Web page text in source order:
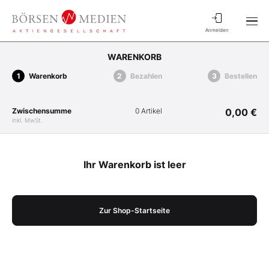
Anmelden
WARENKORB
Warenkorb Bezahlen Bestellen
Zwischensumme
inkl. MwSt.
0 Artikel 0,00 €
Ihr Warenkorb ist leer
Zur Shop-Startseite